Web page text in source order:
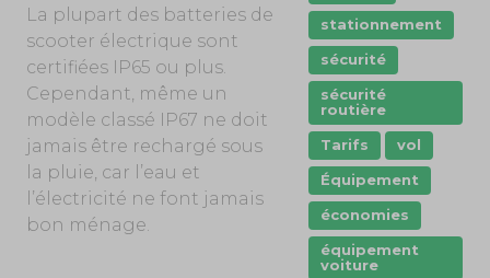
La plupart des batteries de
scooter électrique sont
certifiées IP65 ou plus.
Cependant, même un
modèle classé IP67 ne doit
jamais être rechargé sous
la pluie, car l’eau et
l’électricité ne font jamais
bon ménage.
stationnement
sécurité
sécurité
routière
Tarifs
vol
Équipement
économies
équipement
voiture